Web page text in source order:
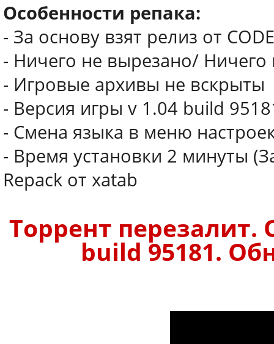
Особенности репака:
- За основу взят релиз от
- Ничего не вырезано/
- Игровые архивы не вскрыты
- Версия игры v 1.04 build
- Смена языка в меню
- Время установки 2 минуты
Repack от xatab
Торрент перезалит.
build 95181.